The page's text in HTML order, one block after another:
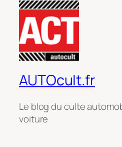
AUTOcult.fr
Le blog du culte
voiture